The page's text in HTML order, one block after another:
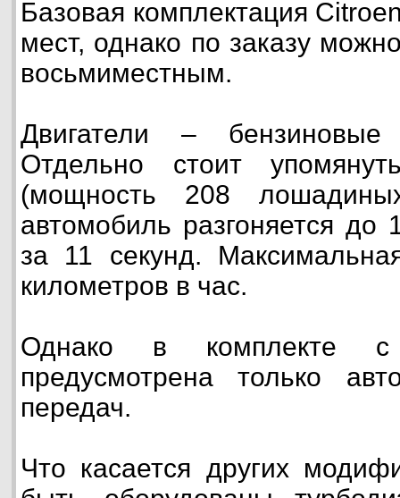
Базовая комплектация
мест, однако по заказу
восьмиместным.
Двигатели – бензиновые
Отдельно стоит
(мощность 208
автомобиль разгоняется до
за 11 секунд.
километров в час.
Однако в комплекте с
предусмотрена только
передач.
Что касается других